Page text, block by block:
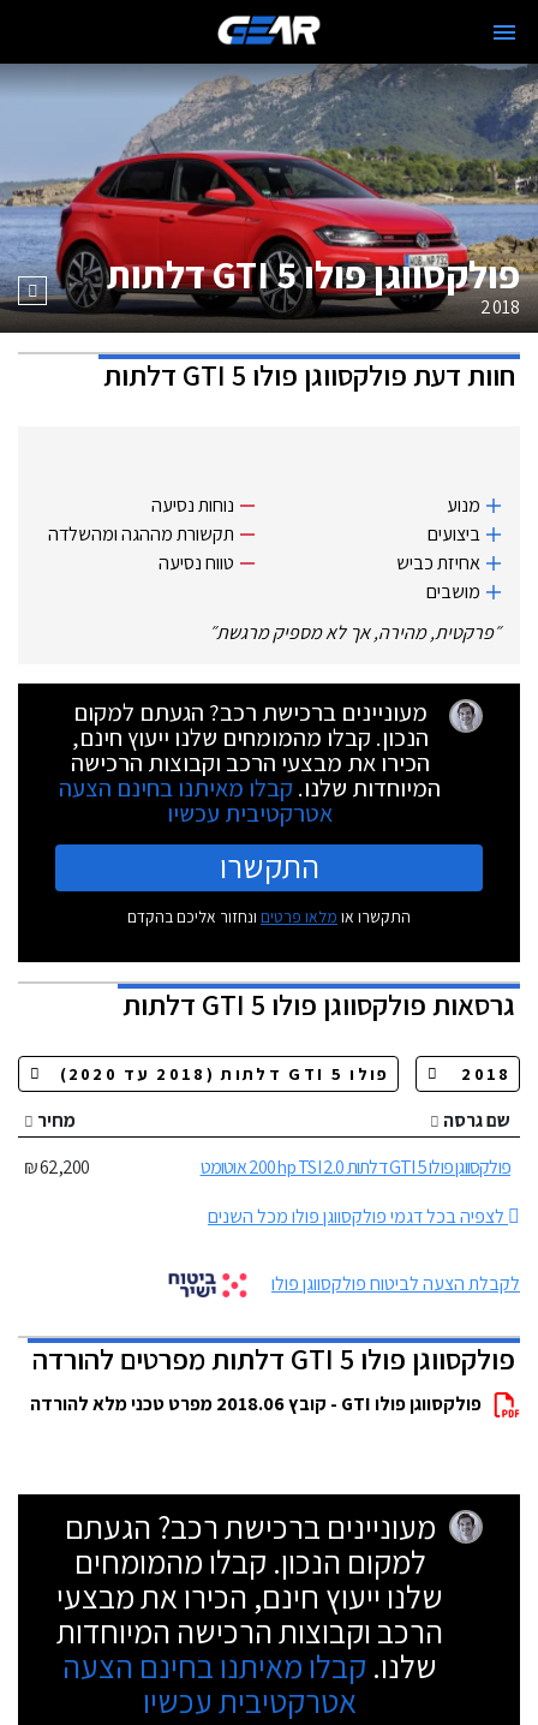
פולקסווגן פולו GTI 5 דלתות
2018
חוות דעתפולקסווגן פולו GTI 5 דלתות
מנוע
ביצועים
אחיזת כביש
מושבים
נוחות נסיעה
תקשורת מההגה ומהשלדה
טווח נסיעה
״פרקטית, מהירה, אך לא מספיק מרגשת״
מעוניינים ברכישת רכב? הגעתם למקום
הנכון. קבלו מהמומחים שלנו ייעוץ חינם,
הכירו את מבצעי הרכב וקבוצות הרכישה
המיוחדות שלנו. קבלו מאיתנו בחינם הצעה
אטרקטיבית עכשיו
התקשרו
התקשרו או מלאו פרטים ונחזור אליכם בהקדם
גרסאותפולקסווגן פולו GTI 5 דלתות
שם גרסה
מחיר
פולקסווגן פולו GTI 5 דלתות 2.0 200hp TSI אוטומט
62,200 ₪
לצפיה בכל דגמי פולקסווגן פולו מכל השנים
לקבלת הצעה לביטוח פולקסווגן פולו
פולקסווגן פולו GTI 5 דלתות מפרטים להורדה
פולקסווגן פולו GTI - קובץ 2018.06 מפרט טכני מלא להורדה
מעוניינים ברכישת רכב? הגעתם
למקום הנכון. קבלו מהמומחים
שלנו ייעוץ חינם, הכירו את מבצעי
הרכב וקבוצות הרכישה המיוחדות
שלנו. קבלו מאיתנו בחינם הצעה
אטרקטיבית עכשיו